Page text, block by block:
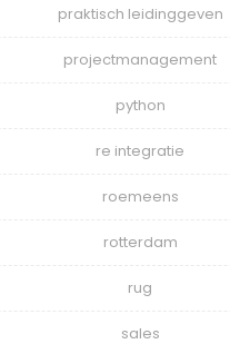
praktisch leidinggeven
projectmanagement
python
re integratie
roemeens
rotterdam
rug
sales